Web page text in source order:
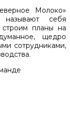
Молоко»
себя
планы на
щедро
сотрудниками,